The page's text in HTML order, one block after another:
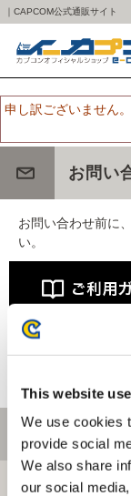
This website
We use cookies
provide social
We also share
our social
｜CAPCOM公式通販サイト
申し訳ございません
お問い
お問い合わせ前に
い。
ご利用情報
初めての方へ